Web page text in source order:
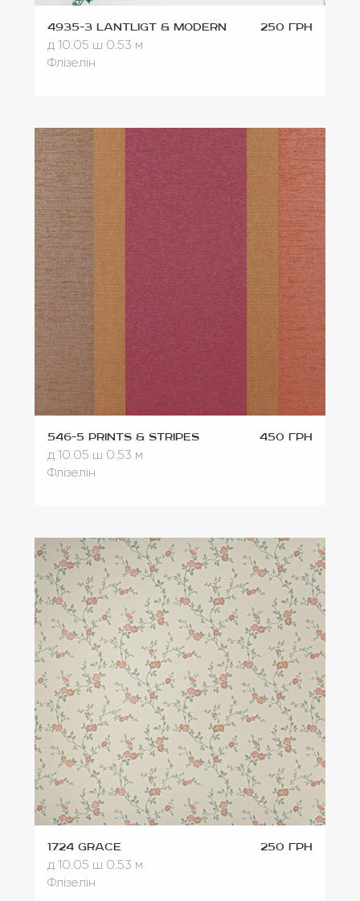
4935-3 Lantligt & Modern 250 грн
д 10.05 ш 0.53 м
Флізелін
546-5 Prints & Stripes 450 грн
д 10.05 ш 0.53 м
Флізелін
1724 Grace 250 грн
д 10.05 ш 0.53 м
Флізелін